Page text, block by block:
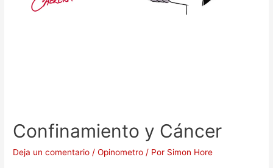
Confinamiento y Cáncer
Deja un comentario /Opinometro / Por Simon Hore